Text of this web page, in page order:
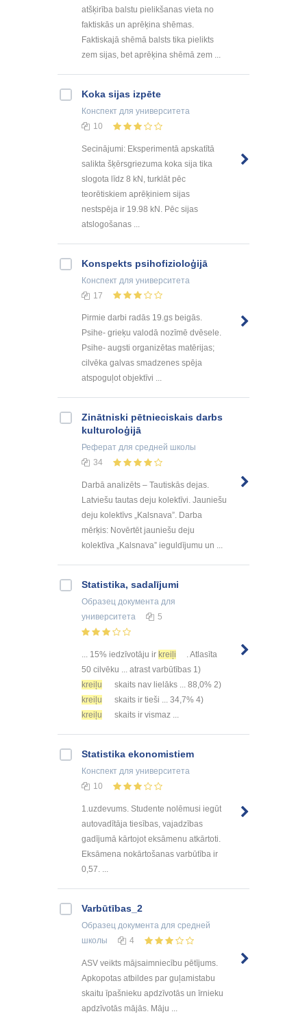
atšķirība balstu pielikšanas vieta no
faktiskās un aprēķina shēmas.
Faktiskajā shēmā balsts tika pielikts
zem sijas, bet aprēķina shēmā zem ...
Koka sijas izpēte
Конспект для университета
10
Secinājumi: Eksperimentā apskatītā
salikta šķērsgriezuma koka sija tika
slogota līdz 8 kN, turklāt pēc
teorētiskiem aprēķiniem sijas
nestspēja ir 19.98 kN. Pēc sijas
atslogošanas ...
Konspekts psihofizioloģijā
Конспект для университета
17
Pirmie darbi radās 19.gs beigās.
Psihe- grieķu valodā nozīmē dvēsele.
Psihe- augsti organizētas matērijas;
cilvēka galvas smadzenes spēja
atspoguļot objektīvi ...
Zinātniski pētnieciskais darbs
kulturoloģijā
Реферат для средней школы
34
Darbā analizēts – Tautiskās dejas.
Latviešu tautas deju kolektīvi. Jauniešu
deju kolektīvs „Kalsnava”. Darba
mērķis: Novērtēt jauniešu deju
kolektīva „Kalsnava” ieguldījumu un ...
Statistika, sadalījumi
Образец документа для
университета
5
... 15% iedzīvotāju ir kreiļi
. Atlasīta
50 cilvēku ... atrast varbūtības 1)
kreiļu
skaits nav lielāks ... 88,0% 2)
kreiļu
skaits ir tieši ... 34,7% 4)
kreiļu
skaits ir vismaz ...
Statistika ekonomistiem
Конспект для университета
10
1.uzdevums. Studente nolēmusi iegūt
autovadītāja tiesības, vajadzības
gadījumā kārtojot eksāmenu atkārtoti.
Eksāmena nokārtošanas varbūtība ir
0,57. ...
Varbūtības_2
Образец документа для средней
школы
4
ASV veikts mājsaimniecību pētījums.
Apkopotas atbildes par guļamistabu
skaitu īpašnieku apdzīvotās un īrnieku
apdzīvotās mājās. Māju ...